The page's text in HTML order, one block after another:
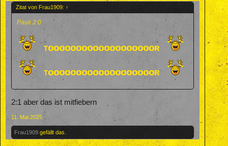
Zitat von Frau1909: ↑
Pauli 2:0
2:1 aber das ist mitfiebern
11. Mai 2025
Frau1909 gefällt das.